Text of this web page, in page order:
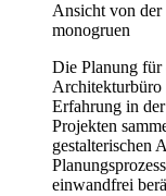
Ansicht von
monogruen
Die Planung für
Architekturbüro
Erfahrung in
Projekten
gestalterischen
einwandfrei